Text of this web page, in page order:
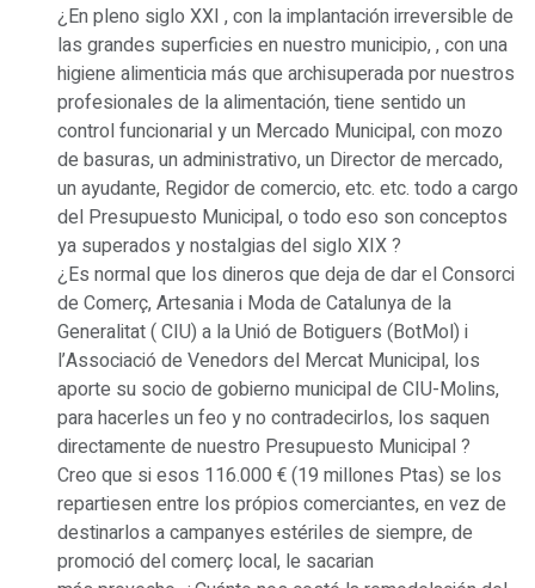
¿En pleno siglo XXI , con la implantación irreversible de
las grandes superficies en nuestro municipio, , con una
higiene alimenticia más que archisuperada por nuestros
profesionales de la alimentación, tiene sentido un
control funcionarial y un Mercado Municipal, con mozo
de basuras, un administrativo, un Director de mercado,
un ayudante, Regidor de comercio, etc. etc. todo a cargo
del Presupuesto Municipal, o todo eso son conceptos
ya superados y nostalgias del siglo XIX ?
¿Es normal que los dineros que deja de dar el Consorci
de Comerç, Artesania i Moda de Catalunya de la
Generalitat ( CIU) a la Unió de Botiguers (BotMol) i
l’Associació de Venedors del Mercat Municipal, los
aporte su socio de gobierno municipal de CIU-Molins,
para hacerles un feo y no contradecirlos, los saquen
directamente de nuestro Presupuesto Municipal ?
Creo que si esos 116.000 € (19 millones Ptas) se los
repartiesen entre los própios comerciantes, en vez de
destinarlos a campanyes estériles de siempre, de
promoció del comerç local, le sacarian